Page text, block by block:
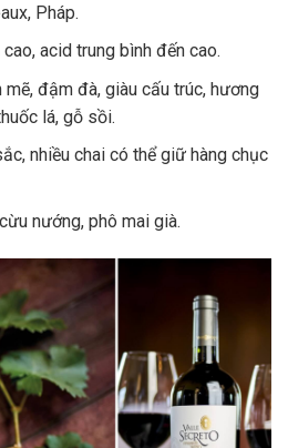
Pháp.
acid trung bình đến cao.
mẽ, đậm đà, giàu cấu trúc, hương
lá, gỗ sồi.
nhiều chai có thể giữ hàng chục
nướng, phô mai già.